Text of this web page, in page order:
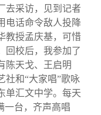
去采访，见到记者
电话命令敌人投降
教授孟庆基，可惜
回校后，我参加了
陈天戈、王启明
社和“大家唱”歌咏
单汇文中学。每天
一台，齐声高唱